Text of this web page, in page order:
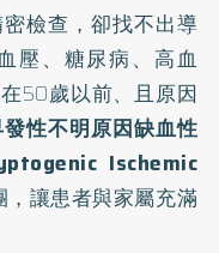
檢查，卻找不出導
壓、糖尿病、高血
50歲以前、且原因
發性不明原因缺血性
Ischemic
，讓患者與家屬充滿